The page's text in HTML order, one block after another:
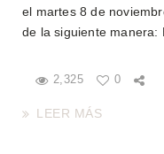
el martes 8 de
de la siguiente manera:
2,325 0
LEER MÁS